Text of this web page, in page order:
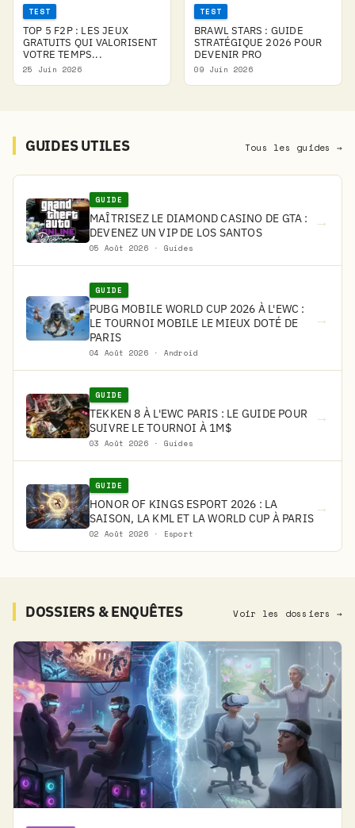
TEST
TOP 5 F2P : LES JEUX
GRATUITS QUI VALORISENT
VOTRE TEMPS...
25 Juin 2026
TEST
BRAWL STARS : GUIDE
STRATÉGIQUE 2026 POUR
DEVENIR PRO
09 Juin 2026
GUIDES UTILES Tous les guides →
GUIDE
MAÎTRISEZ LE DIAMOND CASINO DE GTA :
DEVENEZ UN VIP DE LOS SANTOS
05 Août 2026 · Guides
→
GUIDE
PUBG MOBILE WORLD CUP 2026 À L'EWC :
LE TOURNOI MOBILE LE MIEUX DOTÉ DE
PARIS
04 Août 2026 · Android
→
GUIDE
TEKKEN 8 À L'EWC PARIS : LE GUIDE POUR
SUIVRE LE TOURNOI À 1M$
03 Août 2026 · Guides
→
GUIDE
HONOR OF KINGS ESPORT 2026 : LA
SAISON, LA KML ET LA WORLD CUP À PARIS
02 Août 2026 · Esport
→
DOSSIERS & ENQUÊTES Voir les dossiers →